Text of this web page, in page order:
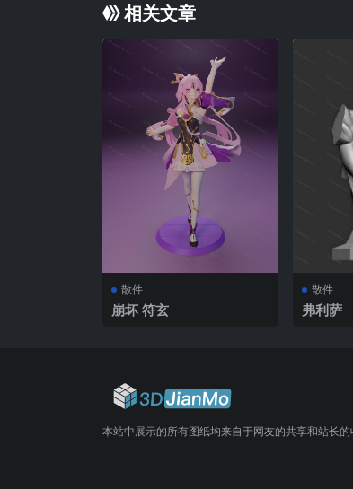
相关文章
散件
崩坏 符玄
散件
弗利萨
本站中展示的所有图纸均来自于网友的共享和站长的